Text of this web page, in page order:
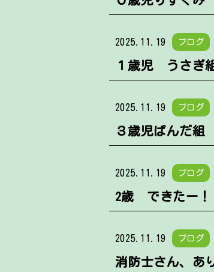
2025.11.19 ブログ
１歳児 うさぎ
2025.11.19 ブログ
３歳児ぱんだ組
2025.11.19 ブログ
2歳 できたー
2025.11.19 ブログ
消防士さん、あ